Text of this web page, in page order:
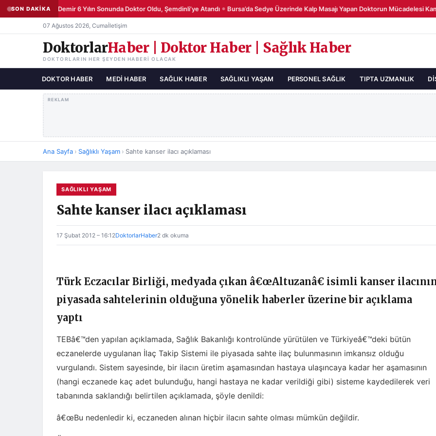
SON DAKİKA
Şemsettin Demir 6 Yılın Sonunda Doktor Oldu, Şemdinli’ye Atandı ● Bursa’da Sedye Üzerinde Kalp Masajı Yapan Doktorun Mücadelesi
07 Ağustos 2026, Cumaİletişim
DoktorlarHaber | Doktor Haber | Sağlık Haber
DOKTORLARIN HER ŞEYDEN HABERI OLACAK
DOKTOR HABER MEDI HABER SAĞLIK HABER SAĞLIKLI YAŞAM PERSONEL SAĞLIK TIPTA UZMANLIK
REKLAM
Ana Sayfa › Sağlıklı Yaşam › Sahte kanser ilacı açıklaması
SAĞLIKLI YAŞAM
Sahte kanser ilacı açıklaması
17 Şubat 2012 – 16:12DoktorlarHaber2 dk okuma
Türk Eczacılar Birliği, medyada çıkan â€œAltuzanâ€ isimli kanser
piyasada sahtelerinin olduğuna yönelik haberler üzerine bir açıklama
yaptı
TEBâ€™den yapılan açıklamada, Sağlık Bakanlığı kontrolünde yürütülen ve Türkiyeâ€™deki bütün
eczanelerde uygulanan İlaç Takip Sistemi ile piyasada sahte ilaç bulunmasının imkansız olduğu
vurgulandı. Sistem sayesinde, bir ilacın üretim aşamasından hastaya ulaşıncaya kadar her aşamasının
(hangi eczanede kaç adet bulunduğu, hangi hastaya ne kadar verildiği gibi) sisteme kaydedilerek veri
tabanında saklandığı belirtilen açıklamada, şöyle denildi:
â€œBu nedenledir ki, eczaneden alınan hiçbir ilacın sahte olması mümkün değildir.